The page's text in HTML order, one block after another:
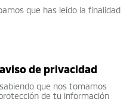
que has leído la finalidad
de privacidad
que nos tomamos
de tu información